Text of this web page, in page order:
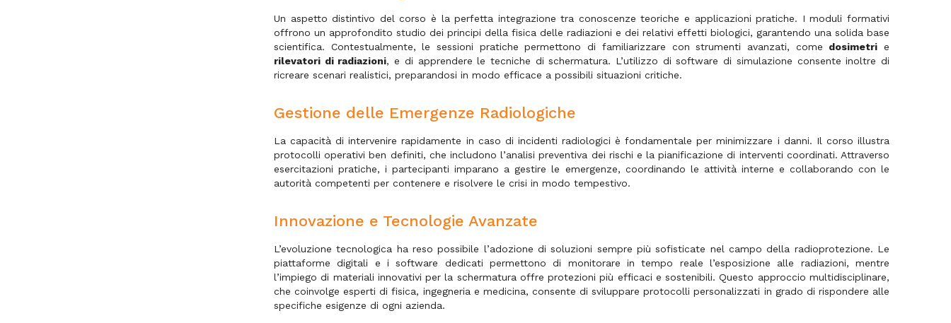
Un aspetto distintivo del corso è la perfetta integrazione tra conoscenze teoriche e applicazioni pratiche. I moduli formativi
offrono un approfondito studio dei principi della fisica delle radiazioni e dei relativi effetti biologici, garantendo una solida base
scientifica. Contestualmente, le sessioni pratiche permettono di familiarizzare con strumenti avanzati, come dosimetri e
rilevatori di radiazioni, e di apprendere le tecniche di schermatura. L’utilizzo di software di simulazione consente inoltre di
ricreare scenari realistici, preparandosi in modo efficace a possibili situazioni critiche.
Gestione delle Emergenze Radiologiche
La capacità di intervenire rapidamente in caso di incidenti radiologici è fondamentale per minimizzare i danni. Il corso illustra
protocolli operativi ben definiti, che includono l’analisi preventiva dei rischi e la pianificazione di interventi coordinati. Attraverso
esercitazioni pratiche, i partecipanti imparano a gestire le emergenze, coordinando le attività interne e collaborando con le
autorità competenti per contenere e risolvere le crisi in modo tempestivo.
Innovazione e Tecnologie Avanzate
L’evoluzione tecnologica ha reso possibile l’adozione di soluzioni sempre più sofisticate nel campo della radioprotezione. Le
piattaforme digitali e i software dedicati permettono di monitorare in tempo reale l’esposizione alle radiazioni, mentre
l’impiego di materiali innovativi per la schermatura offre protezioni più efficaci e sostenibili. Questo approccio multidisciplinare,
che coinvolge esperti di fisica, ingegneria e medicina, consente di sviluppare protocolli personalizzati in grado di rispondere alle
specifiche esigenze di ogni azienda.